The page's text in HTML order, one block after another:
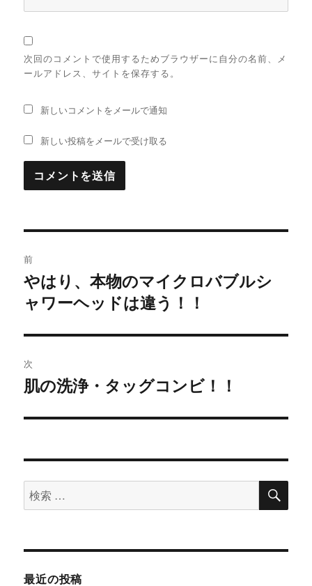
次回のコメントで使用するためブラウザーに自分の名前、メ
ールアドレス、サイトを保存する。
新しいコメントをメールで通知
新しい投稿をメールで受け取る
稿
ナ
ビ
ゲ
ー
シ
ン
前
過
去
投
稿:
やはり、本物のマイクロバブルシ
ャワーヘッドは違う！！
次
次
投
肌の洗浄・タッグコンビ！！
検
索
象:
検
最近の投稿